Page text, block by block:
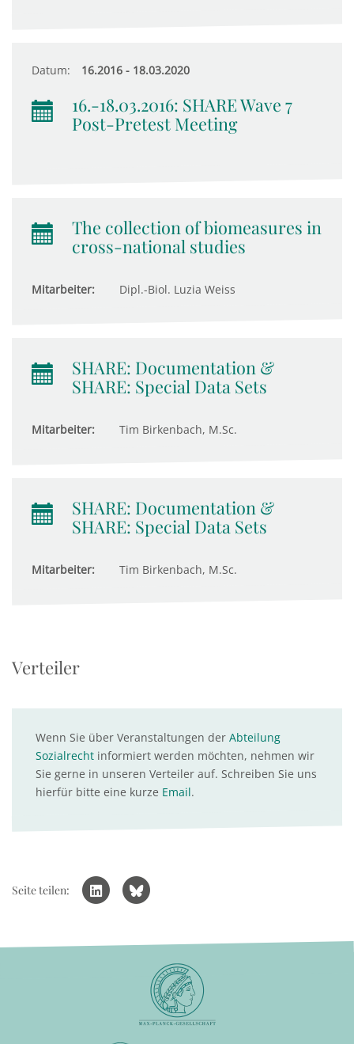
Datum: 16.2016 - 18.03.2020
16.-18.03.2016: SHARE Wave 7
Post-Pretest Meeting
The collection of biomeasures in
cross-national studies
Mitarbeiter: Dipl.-Biol. Luzia Weiss
SHARE: Documentation &
SHARE: Special Data Sets
Mitarbeiter: Tim Birkenbach, M.Sc.
SHARE: Documentation &
SHARE: Special Data Sets
Mitarbeiter: Tim Birkenbach, M.Sc.
Verteiler
Wenn Sie über Veranstaltungen der Abteilung
Sozialrecht informiert werden möchten, nehmen wir
Sie gerne in unseren Verteiler auf. Schreiben Sie uns
hierfür bitte eine kurze Email.
Seite teilen: